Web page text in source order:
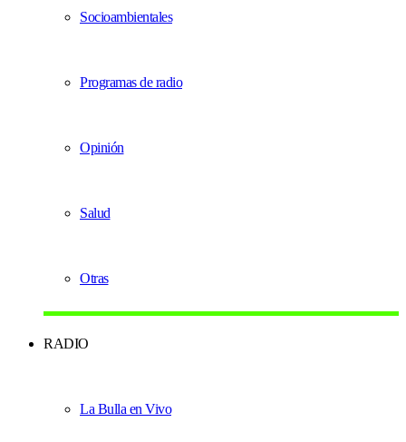
Socioambientales
Programas de radio
Opinión
Salud
Otras
RADIO
La Bulla en Vivo